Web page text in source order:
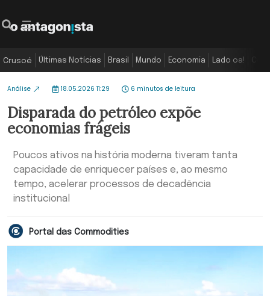
Crusoé Últimas Notícias Brasil Mundo Economia Lado oa!
Análise 18.05.2026 11:29 6 minutos de leitura
Disparada do petróleo expõe
economias frágeis
Poucos ativos na história moderna tiveram tanta
capacidade de enriquecer países e, ao mesmo
tempo, acelerar processos de decadência
institucional
Portal das Commodities